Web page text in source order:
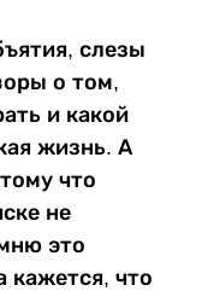
слезы
о том,
и какой
жизнь. А
что
не
это
кажется, что